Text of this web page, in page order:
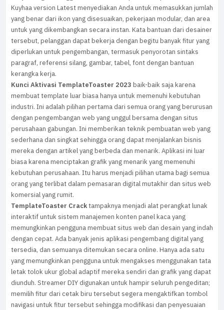
Kuyhaa version Latest menyediakan Anda untuk memasukkan jumlah
yang benar dari ikon yang disesuaikan, pekerjaan modular, dan area
untuk yang dikembangkan secara instan. Kata bantuan dari desainer
tersebut, pelanggan dapat bekerja dengan begitu banyak fitur yang
diperlukan untuk pengembangan, termasuk penyorotan sintaks
paragraf, referensi silang, gambar, tabel, font dengan bantuan
kerangka kerja.
Kunci Aktivasi TemplateToaster 2023 baik-baik saja karena
membuat template luar biasa hanya untuk memenuhi kebutuhan
industri. Ini adalah pilihan pertama dari semua orang yang berurusan
dengan pengembangan web yang unggul bersama dengan situs
perusahaan gabungan. Ini memberikan teknik pembuatan web yang
sederhana dan singkat sehingga orang dapat menjalankan bisnis
mereka dengan artikel yang berbeda dan menarik. Aplikasi ini luar
biasa karena menciptakan grafik yang menarik yang memenuhi
kebutuhan perusahaan. Itu harus menjadi pilihan utama bagi semua
orang yang terlibat dalam pemasaran digital mutakhir dan situs web
komersial yang rumit.
TemplateToaster Cracktampaknya menjadi alat perangkat lunak
interaktif untuk sistem manajemen konten panel kaca yang
memungkinkan pengguna membuat situs web dan desain yang indah
dengan cepat. Ada banyak jenis aplikasi pengembang digital yang
tersedia, dan semuanya ditemukan secara online. Hanya ada satu
yang memungkinkan pengguna untuk mengakses menggunakan tata
letak tolok ukur global adaptif mereka sendiri dan grafik yang dapat
diunduh. Streamer DIY digunakan untuk hampir seluruh pengeditan;
memilih fitur dari cetak biru tersebut segera mengaktifkan tombol
navigasi untuk fitur tersebut sehingga modifikasi dan penyesuaian